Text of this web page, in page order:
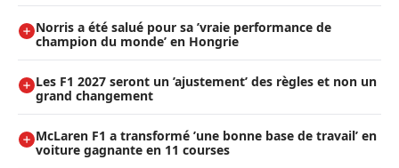
Norris a été salué pour sa ’vraie performance de
champion du monde’ en Hongrie
Les F1 2027 seront un ’ajustement’ des règles et non un
grand changement
McLaren F1 a transformé ’une bonne base de travail’ en
voiture gagnante en 11 courses